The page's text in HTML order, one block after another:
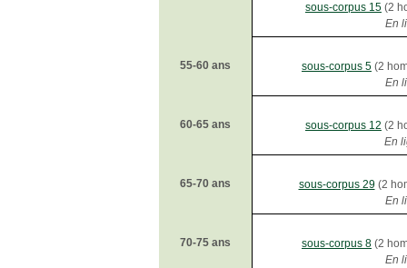
sous-corpus 15 (2
En
55-60 ans sous-corpus 5 (2
En
60-65 ans sous-corpus 12 (2
En
65-70 ans sous-corpus 29(2
En
70-75 ans sous-corpus 8 (2
En